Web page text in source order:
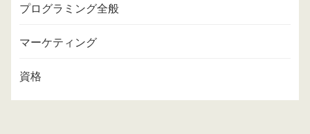
プログラミング全般
マーケティング
資格